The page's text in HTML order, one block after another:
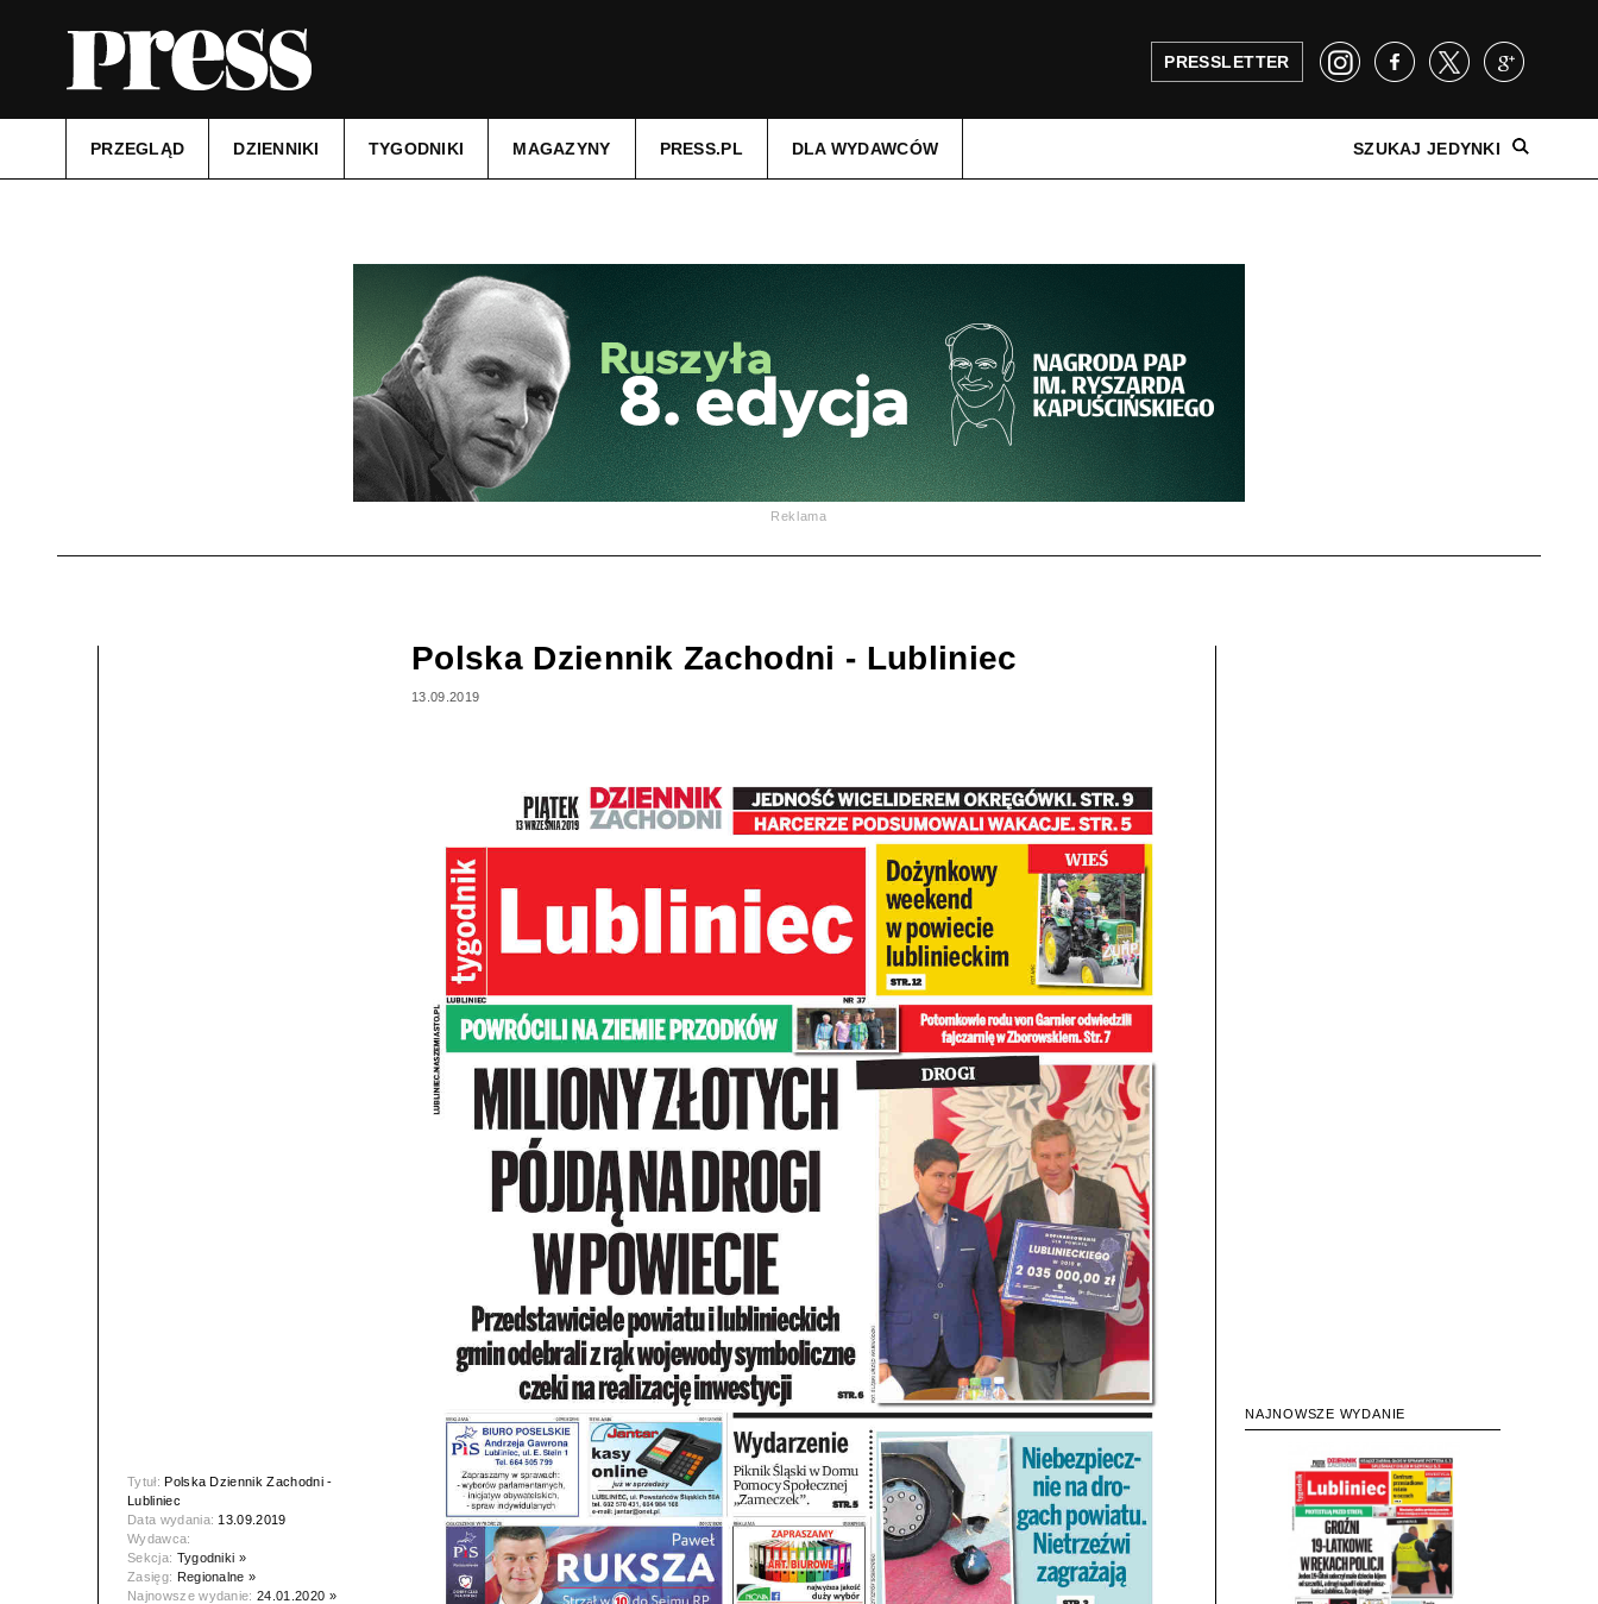
PRESSLETTER
PRZEGLĄD DZIENNIKI TYGODNIKI MAGAZYNY PRESS.PL DLA WYDAWCÓW SZUKAJ JEDYNKI
Reklama
Tytuł:Polska Dziennik Zachodni -
Lubliniec
Data wydania: 13.09.2019
Wydawca:
Sekcja: Tygodniki »
Zasięg: Regionalne »
Najnowsze wydanie:24.01.2020 »
Polska Dziennik Zachodni - Lubliniec
13.09.2019
NAJNOWSZE WYDANIE